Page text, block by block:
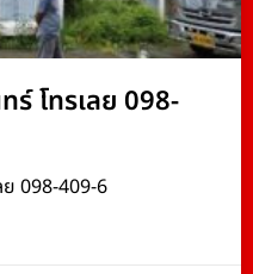
ร์ โทรเลย 098-
ย 098-409-6